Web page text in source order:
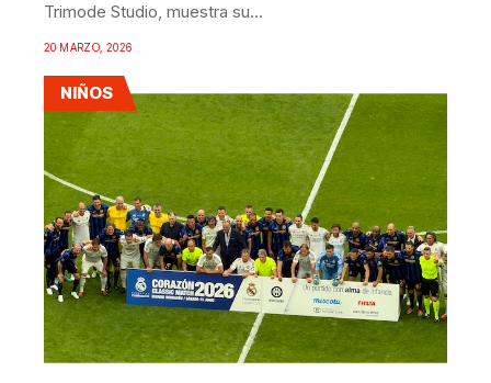
Trimode Studio, muestra su...
20 MARZO, 2026
NIÑOS